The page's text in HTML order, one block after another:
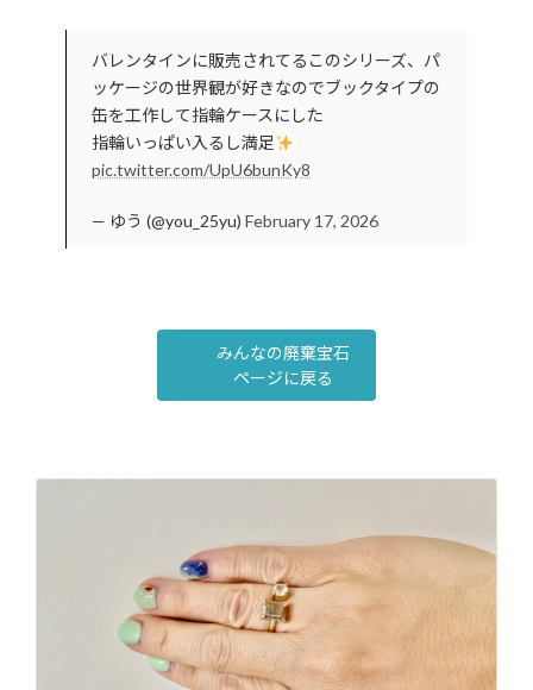
バレンタインに販売されてるこのシリーズ、パ
ッケージの世界観が好きなのでブックタイプの
缶を工作して指輪ケースにした
指輪いっぱい入るし満足
pic.twitter.com/UpU6bunKy8
— ゆう (@you_25yu) February 17, 2026
みんなの廃棄宝石
ページに戻る